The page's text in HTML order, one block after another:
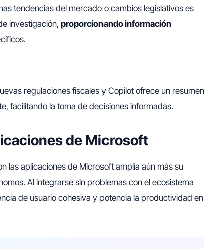
tendencias del mercado o cambios legislativos es
investigación, proporcionando información
regulaciones fiscales y Copilot ofrece un resumen
facilitando la toma de decisiones informadas.
de Microsoft
las aplicaciones de Microsoft amplía aún más su
Al integrarse sin problemas con el ecosistema
de usuario cohesiva y potencia la productividad en